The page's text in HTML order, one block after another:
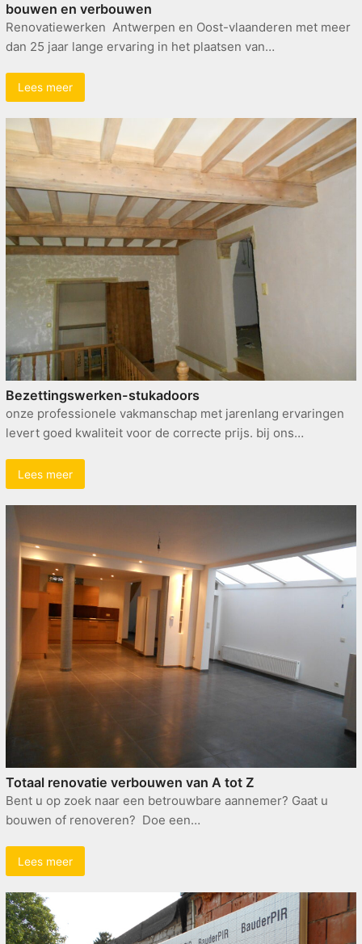
bouwen en verbouwen
Renovatiewerken Antwerpen en Oost-vlaanderen met meer
dan 25 jaar lange ervaring in het plaatsen van…
Lees meer
Bezettingswerken-stukadoors
onze professionele vakmanschap met jarenlang ervaringen
levert goed kwaliteit voor de correcte prijs. bij ons…
Lees meer
Totaal renovatie verbouwen van A tot Z
Bent u op zoek naar een betrouwbare aannemer? Gaat u
bouwen of renoveren? Doe een…
Lees meer